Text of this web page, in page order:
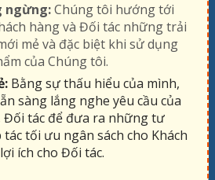
ngừng:Chúng tôi hướng tới
hàng và Đối tác những trải
mẻ và đặc biệt khi sử dụng
của Chúng tôi.
Bằng sự thấu hiểu của mình,
sàng lắng nghe yêu cầu của
Đối tác để đưa ra những tư
tối ưu ngân sách cho Khách
ích cho Đối tác.